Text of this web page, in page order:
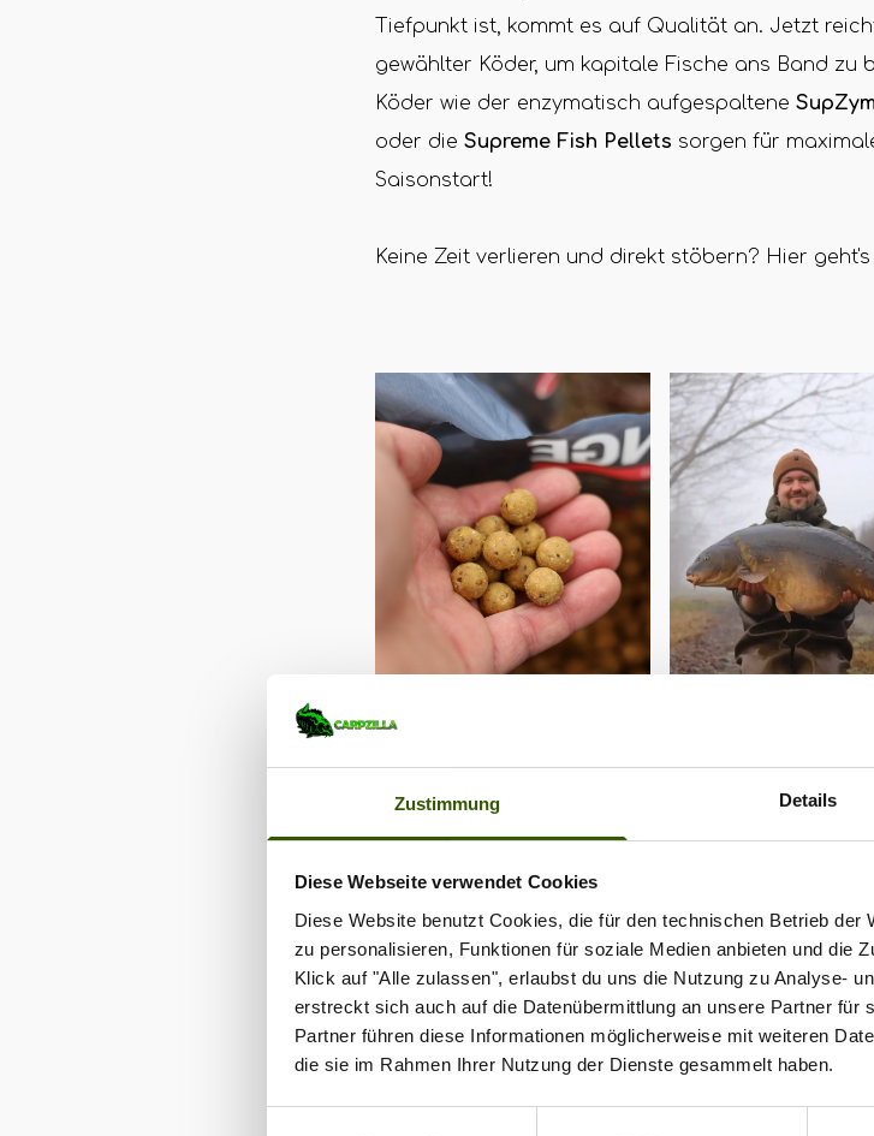
Zustimmung Details
Diese Webseite verwendet Cookies
Diese Website benutzt Cookies, die für den technischen Betrieb
zu personalisieren, Funktionen für soziale Medien anbieten und die
Klick auf "Alle zulassen", erlaubst du uns die Nutzung zu Analyse-
erstreckt sich auch auf die Datenübermittlung an unsere Partner für
Partner führen diese Informationen möglicherweise mit weiteren
die sie im Rahmen Ihrer Nutzung der Dienste gesammelt haben.
Tiefpunkt ist, kommt es auf Qualität an. Jetzt
gewählter Köder, um kapitale Fische ans Band zu
Köder wie der enzymatisch aufgespaltene
oder die Supreme Fish Pellets sorgen für
Saisonstart!
Keine Zeit verlieren und direkt stöbern? Hier geht's
SupZym+ - hoch
hochattraktiv
Das Highlight im Sortiment von Supreme Baits